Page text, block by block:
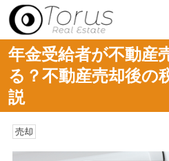
年金受給者が不動産
る？不動産売却後の
説
売却